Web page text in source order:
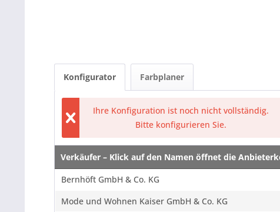
Konfigurator Farbplaner
Ihre Konfiguration ist noch nicht vollständig.
Bitte konfigurieren Sie.
Verkäufer – Klick auf den Namen öffnet die
Verkäufer – Klick auf den Namen öffnet die
Bernhöft GmbH & Co. KG
Mode und Wohnen Kaiser GmbH & Co. KG